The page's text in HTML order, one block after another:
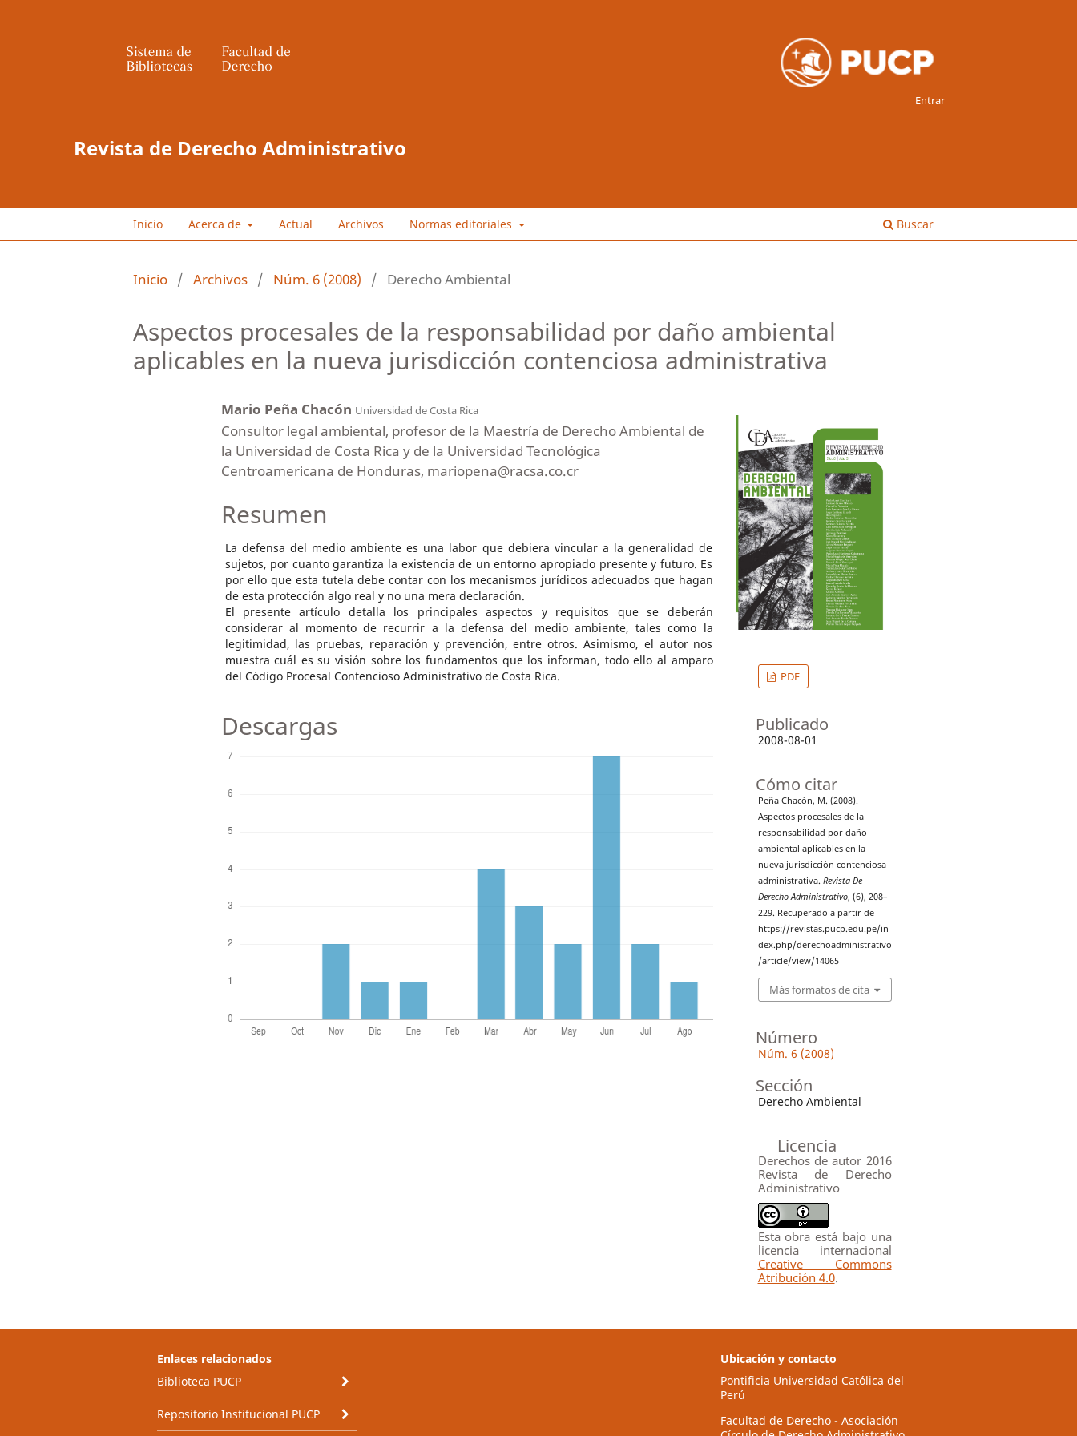
Revista de Derecho Administrativo
Inicio Acerca de Actual Archivos Normas editoriales Buscar
Entrar
Inicio / Archivos / Núm. 6 (2008) / Derecho Ambiental
Aspectos procesales de la responsabilidad por daño ambiental
aplicables en la nueva jurisdicción contenciosa administrativa
Mario Peña Chacón Universidad de Costa Rica
Consultor legal ambiental, profesor de la Maestría de Derecho Ambiental de
la Universidad de Costa Rica y de la Universidad Tecnológica
Centroamericana de Honduras, mariopena@racsa.co.cr
Resumen
La defensa del medio ambiente es una labor que debiera vincular a la generalidad de
sujetos, por cuanto garantiza la existencia de un entorno apropiado presente y futuro. Es
por ello que esta tutela debe contar con los mecanismos jurídicos adecuados que hagan
de esta protección algo real y no una mera declaración.
El presente artículo detalla los principales aspectos y requisitos que se deberán
considerar al momento de recurrir a la defensa del medio ambiente, tales como la
legitimidad, las pruebas, reparación y prevención, entre otros. Asimismo, el autor nos
muestra cuál es su visión sobre los fundamentos que los informan, todo ello al amparo
del Código Procesal Contencioso Administrativo de Costa Rica.
Descargas
PDF
Publicado
2008-08-01
Cómo citar
Peña Chacón, M. (2008).
Aspectos procesales de la
responsabilidad por daño
ambiental aplicables en la
nueva jurisdicción contenciosa
administrativa. Revista De
Derecho Administrativo, (6), 208–
229. Recuperado a partir de
https://revistas.pucp.edu.pe/in
dex.php/derechoadministrativo
/article/view/14065
Más formatos de cita
Número
Núm. 6 (2008)
Sección
Derecho Ambiental
Licencia
Derechos de autor 2016
Revista de Derecho
Administrativo
Esta obra está bajo una
licencia internacional
Creative Commons
Atribución 4.0.
Enlaces relacionados
Biblioteca PUCP
Repositorio Institucional PUCP
Ubicación y contacto
Pontificia Universidad Católica del
Perú
Facultad de Derecho - Asociación